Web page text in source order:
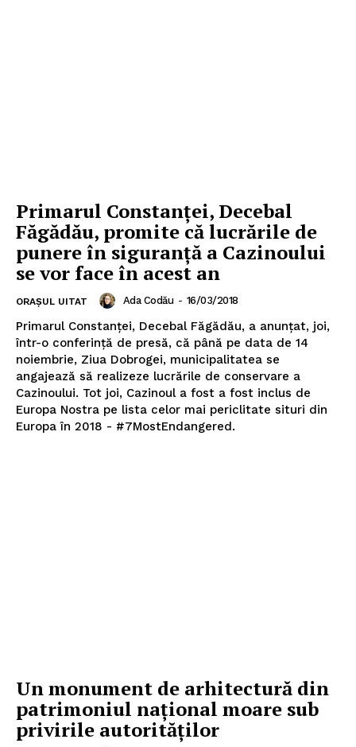
Primarul Constanței, Decebal
Făgădău, promite că lucrările de
punere în siguranță a Cazinoului
se vor face în acest an
ORAȘUL UITAT Ada Codău - 16/03/2018
Primarul Constanţei, Decebal Făgădău, a anunţat, joi,
într-o conferinţă de presă, că până pe data de 14
noiembrie, Ziua Dobrogei, municipalitatea se
angajează să realizeze lucrările de conservare a
Cazinoului. Tot joi, Cazinoul a fost a fost inclus de
Europa Nostra pe lista celor mai periclitate situri din
Europa în 2018 - #7MostEndangered.
Un monument de arhitectură din
patrimoniul naţional moare sub
privirile autorităţilor